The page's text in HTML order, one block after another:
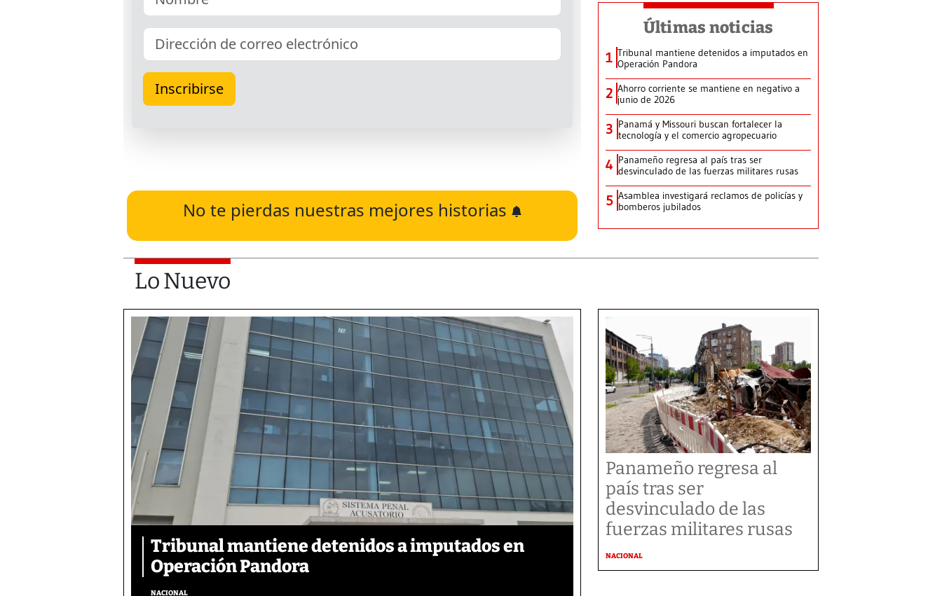
No te pierdas nuestras mejores historias
Últimas noticias
1 Tribunal mantiene detenidos a imputados en
Operación Pandora
2 Ahorro corriente se mantiene en negativo a
junio de 2026
3 Panamá y Missouri buscan fortalecer la
tecnología y el comercio agropecuario
4 Panameño regresa al país tras ser
desvinculado de las fuerzas militares rusas
5 Asamblea investigará reclamos de policías y
bomberos jubilados
Lo Nuevo
Tribunal mantiene detenidos a imputados en
Operación Pandora
NACIONAL
Panameño regresa al
país tras ser
desvinculado de las
fuerzas militares rusas
NACIONAL